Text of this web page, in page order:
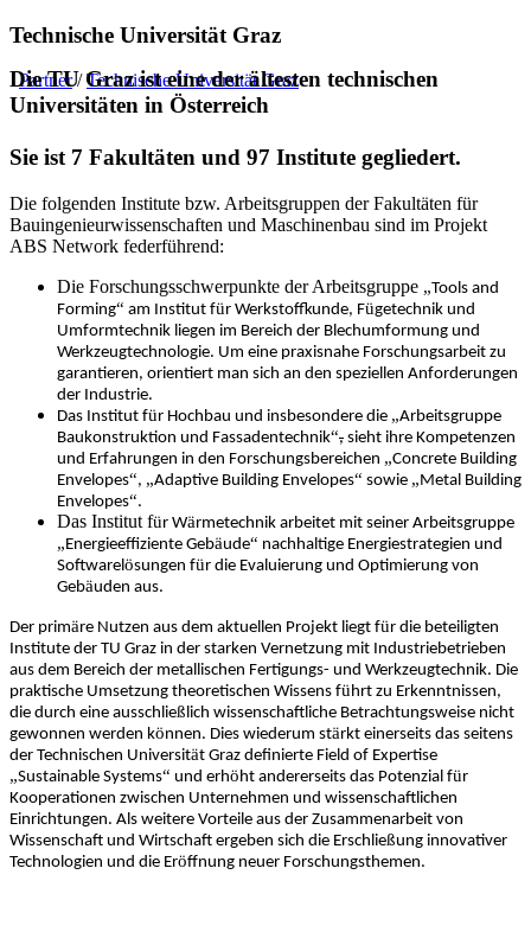
Technische Universität Graz
Partner/Technische Universität Graz
Die TU Graz ist eine der ältesten technischen
Universitäten in Österreich
Sie ist 7 Fakultäten und 97 Institute gegliedert.
Die folgenden Institute bzw. Arbeitsgruppen der Fakultäten für
Bauingenieurwissenschaften und Maschinenbau sind im Projekt
ABS Network federführend:
Die Forschungsschwerpunkte der Arbeitsgruppe „Tools and
Forming“ am Institut für Werkstoffkunde, Fügetechnik und
Umformtechnik liegen im Bereich der Blechumformung und
Werkzeugtechnologie. Um eine praxisnahe Forschungsarbeit zu
garantieren, orientiert man sich an den speziellen Anforderungen
der Industrie.
Das Institut für Hochbau und insbesondere die „Arbeitsgruppe
Baukonstruktion und Fassadentechnik“, sieht ihre Kompetenzen
und Erfahrungen in den Forschungsbereichen „Concrete Building
Envelopes“, „Adaptive Building Envelopes“ sowie „ Metal Building
Envelopes“.
Das Institut für Wärmetechnik arbeitet mit seiner Arbeitsgruppe
„ Energieeffiziente Gebäude“ nachhaltige Energiestrategien und
Softwarel ösungen für die Evaluierung und Optimierung von
Gebäuden aus.
Der primäre Nutzen aus dem aktuellen Projekt liegt für die beteiligten
Institute der TU Graz in der starken Vernetzung mit Industriebetrieben
aus dem Bereich der metallischen Fertigungs- und Werkzeugtechnik. Die
praktische Umsetzung theoretischen Wissens fü hrt zu Erkenntnissen,
die durch eine ausschließ lich wissenschaftliche Betrachtungsweise nicht
gewonnen werden können. Dies wiederum stärkt einerseits das seitens
der Technischen Universität Graz definierte Field of Expertise
„Sustainable Systems“ und erhö ht andererseits das Potenzial für
Kooperationen zwischen Unternehmen und wissenschaftlichen
Einrichtungen. Als weitere Vorteile aus der Zusammenarbeit von
Wissenschaft und Wirtschaft ergeben sich die Erschließung innovativer
Technologien und die Eröffnung neuer Forschungsthemen.